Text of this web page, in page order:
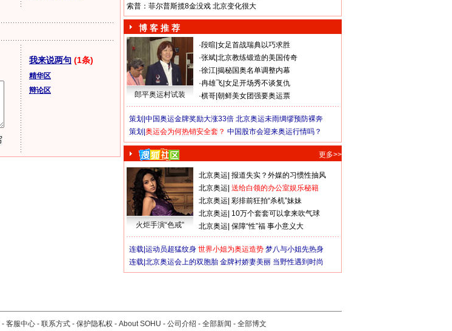
我来说两句 (1条)
精华区
辩论区
索普：菲尔普斯揽8金没戏 北京变化很大
博 客 推 荐
郎平奥运村试装
·段暄 女足首战瑞典以巧求胜
·张斌 北京教练锻造的美国传奇
·徐江 揭秘国奥名单调整内幕
·冉雄飞 女足开场秀不谈复仇
·棋哥 朝鲜美女团强要奥运票
策划| 中国奥运金牌奖励大涨33倍 北京奥运未雨绸缪预防裸奔
策划| 奥运会为何热销安全套？ 中国股市会迎来奥运行情吗？
更多>>
火炬手演“色戒”
北京奥运 报道失实？外媒的习惯性抽风
北京奥运 送给白领的办公室娱乐秘籍
北京奥运 彩排前狂拍“杀机”妹妹
北京奥运 10万个套套可以拿来吹气球
北京奥运 保障“性”福 事小意义大
连载| 运动员超猛纹身 世界小姐为奥运造势 梦八与小姐先热身
连载| 北京奥运会上的双胞胎 金牌衬娇妻美丽 当野性遇到时尚
- 客服中心 - 联系方式 - 保护隐私权 - About SOHU - 公司介绍 - 全部新闻 - 全部博文